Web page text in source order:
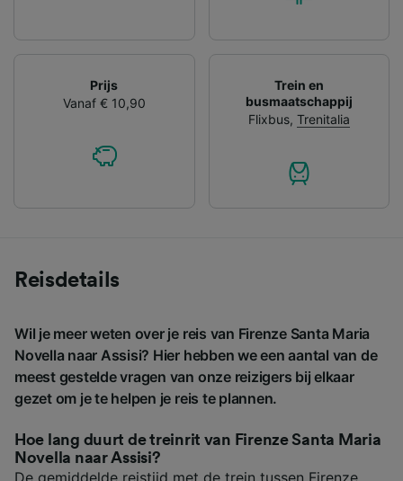
Prijs
Vanaf € 10,90
Trein en
busmaatschappij
Flixbus, Trenitalia
Reisdetails
Wil je meer weten over je reis van Firenze Santa Maria
Novella naar Assisi? Hier hebben we een aantal van de
meest gestelde vragen van onze reizigers bij elkaar
gezet om je te helpen je reis te plannen.
Hoe lang duurt de treinrit van Firenze Santa Maria
Novella naar Assisi?
De gemiddelde reistijd met de trein tussen Firenze